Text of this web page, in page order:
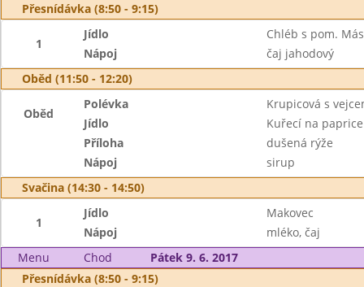
Přesnídávka (8:50 - 9:15)
1
Jídlo
Chléb s pom.
Nápoj
čaj jahodový
Oběd (11:50 - 12:20)
Oběd
Polévka
Krupicová s
Jídlo
Kuřecí na paprice
Příloha
dušená rýže
Nápoj
sirup
Svačina (14:30 - 14:50)
1
Jídlo
Makovec
Nápoj
mléko, čaj
Menu
Chod
Pátek 9. 6. 2017
Přesnídávka (8:50 - 9:15)